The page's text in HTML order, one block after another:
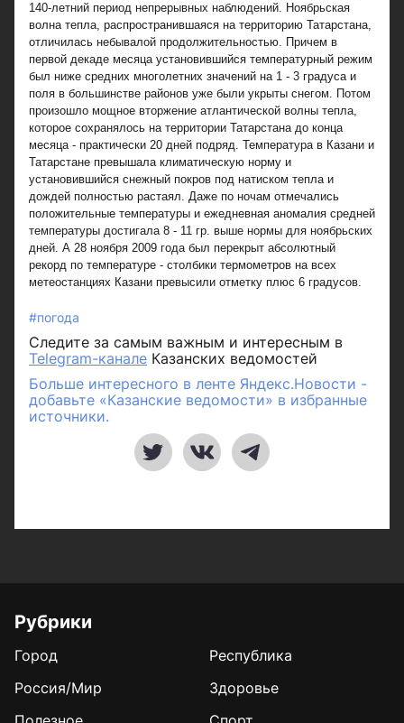
140-летний период непрерывных наблюдений. Ноябрьская
волна тепла, распространившаяся на территорию Татарстана,
отличилась небывалой продолжительностью. Причем в
первой декаде месяца установившийся температурный режим
был ниже средних многолетних значений на 1 - 3 градуса и
поля в большинстве районов уже были укрыты снегом. Потом
произошло мощное вторжение атлантической волны тепла,
которое сохранялось на территории Татарстана до конца
месяца - практически 20 дней подряд. Температура в Казани и
Татарстане превышала климатическую норму и
установившийся снежный покров под натиском тепла и
дождей полностью растаял. Даже по ночам отмечались
положительные температуры и ежедневная аномалия средней
температуры достигала 8 - 11 гр. выше нормы для ноябрьских
дней. А 28 ноября 2009 года был перекрыт абсолютный
рекорд по температуре - столбики термометров на всех
метеостанциях Казани превысили отметку плюс 6 градусов.
#погода
Следите за самым важным и интересным в
Telegram-канале Казанских ведомостей
Больше интересного в ленте Яндекс.Новости -
добавьте «Казанские ведомости» в избранные
источники.
Рубрики
Город
Республика
Россия/Мир
Здоровье